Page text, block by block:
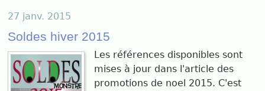
27 janv. 2015
Soldes hiver 2015
Les références disponibles sont
mises à jour dans l'article des
promotions de noel 2015. C'est